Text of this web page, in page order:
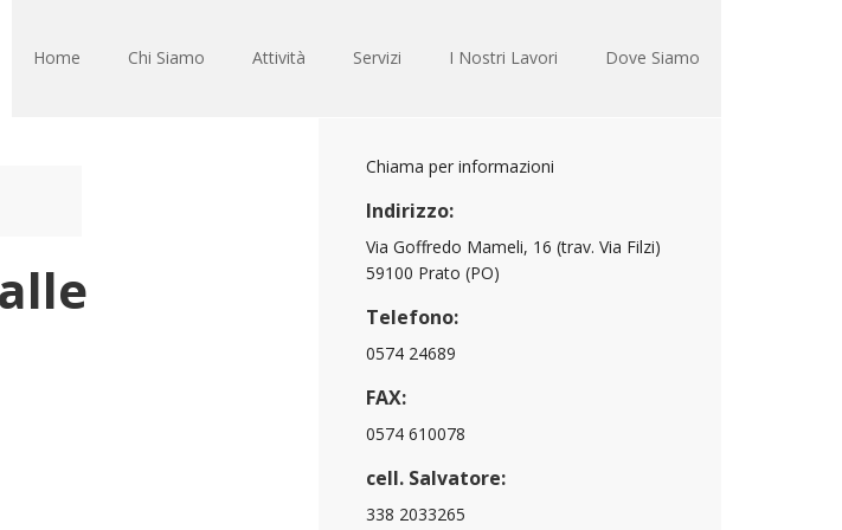
Home Chi Siamo Attività Servizi I Nostri Lavori Dove Siamo
Chiama per informazioni
Indirizzo:
Via Goffredo Mameli, 16 (trav. Via Filzi)
59100 Prato (PO)
Telefono:
0574 24689
FAX:
0574 610078
cell. Salvatore:
338 2033265